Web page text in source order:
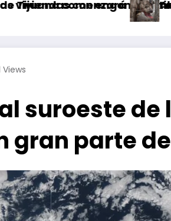
a partir de este
engomado rojo por riesgo
Abandonan a
Views
suroeste de
parte